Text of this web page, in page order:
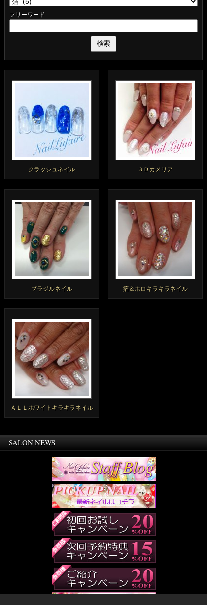
フリーワード
クラッシュネイル ３Ｄカメリア
ブラジルネイル 箔＆ホロキラキラネイル
ＡＬＬホワイトキラキラネイル
SALON NEWS